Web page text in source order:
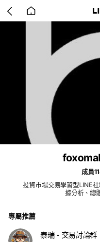
back
to
成員
投資市場交易學習型LINE社群 內容主要為加密貨幣、美
據分析、總
專屬推薦
泰瑞 - 交易討論群